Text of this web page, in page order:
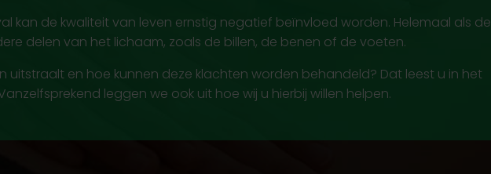
kan de kwaliteit van leven ernstig negatief beïnvloed worden. Helemaal als de
delen van het lichaam, zoals de billen, de benen of de voeten.
uitstraalt en hoe kunnen deze klachten worden behandeld? Dat leest u in het
leggen we ook uit hoe wij u hierbij willen helpen.